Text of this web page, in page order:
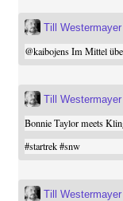
Till Westermayer
@kaibojensIm Mittel
Till Westermayer
Bonnie Taylor meets
#startrek #snw
Till Westermayer